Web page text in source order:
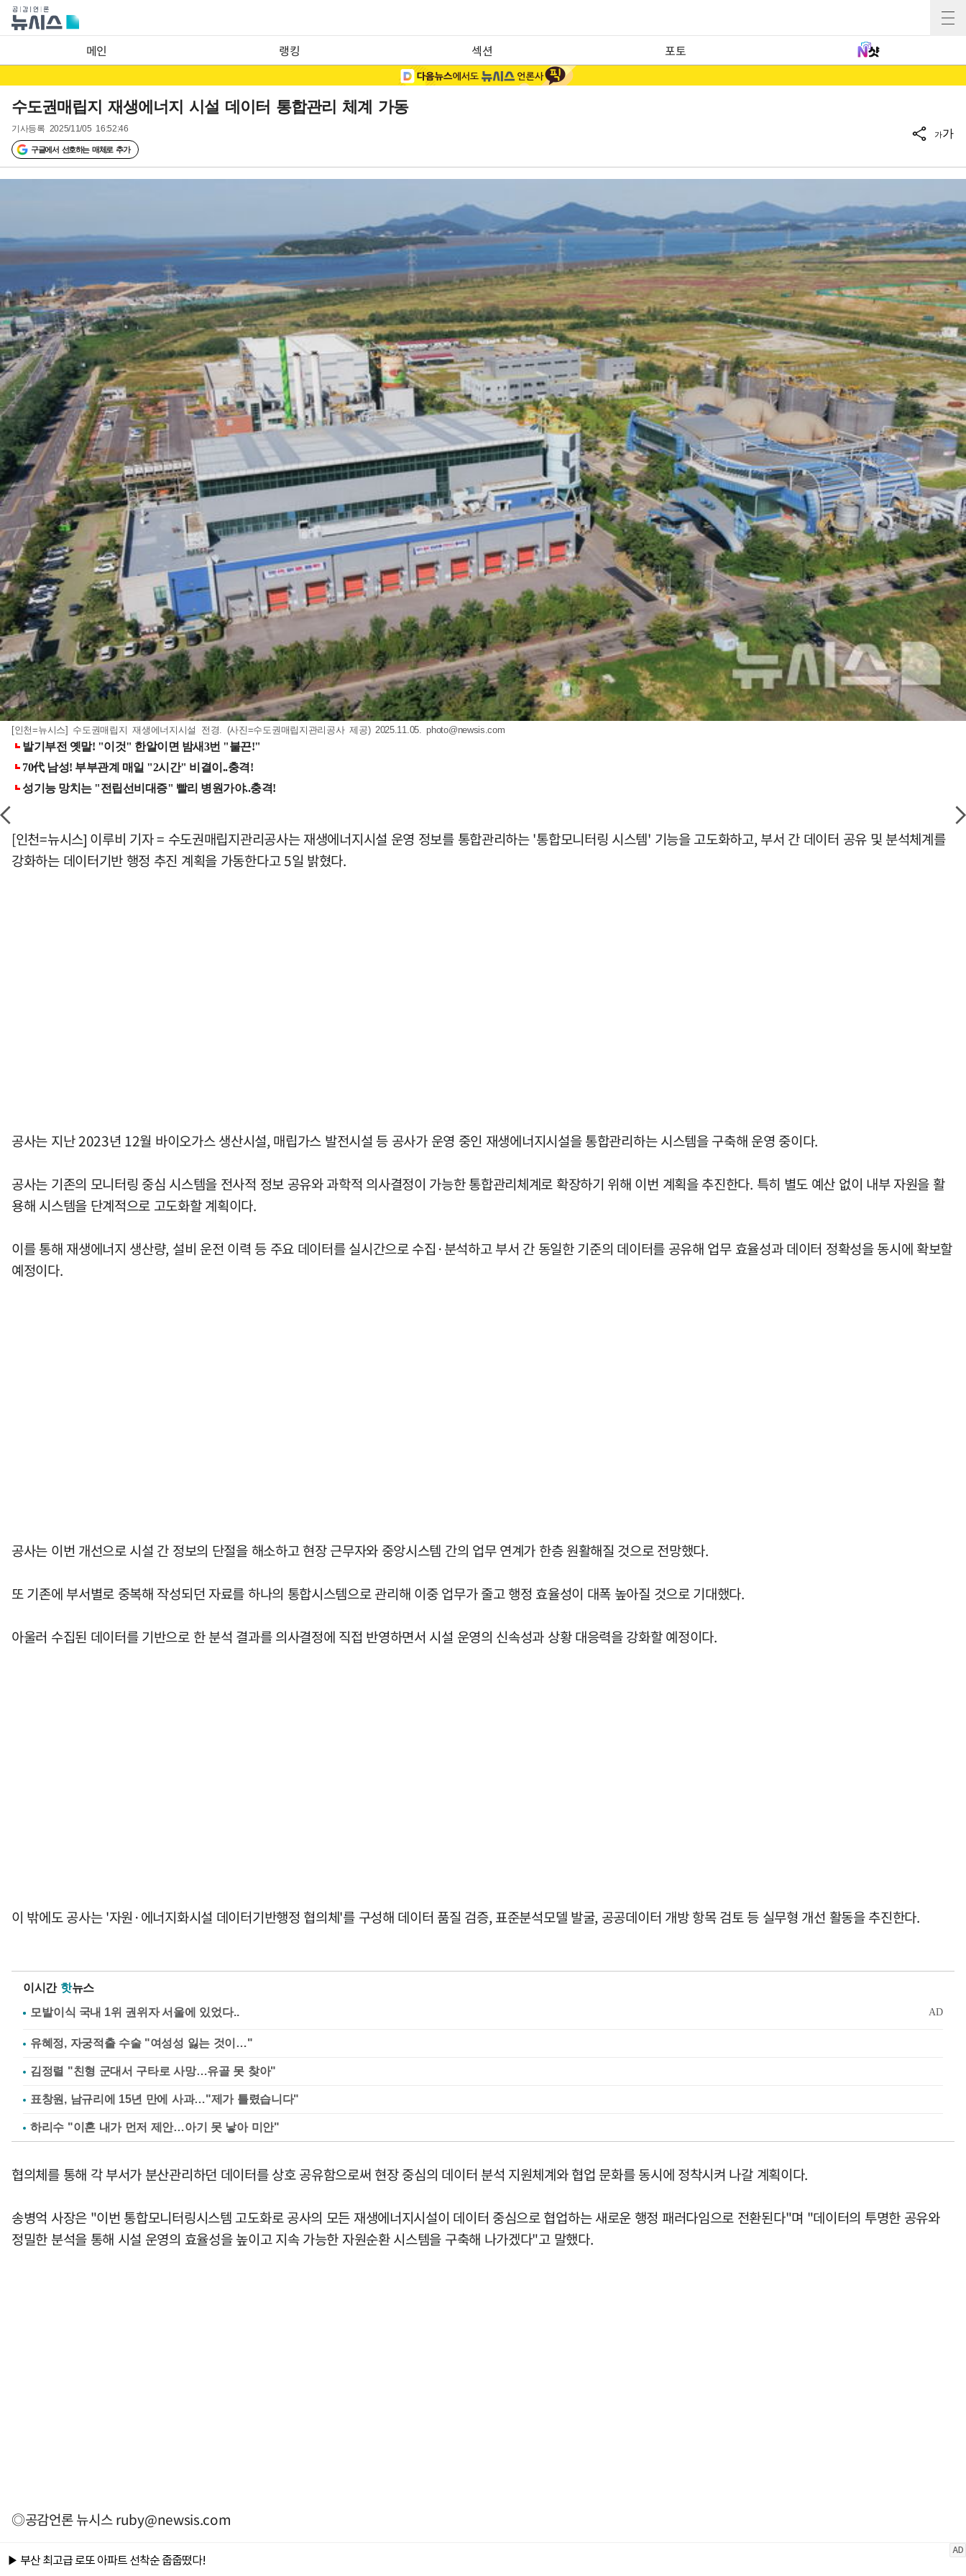
메인 랭킹 섹션 포토
수도권매립지 재생에너지 시설 데이터 통합관리 체계 가동
기사등록 2025/11/05 16:52:46
구글에서 선호하는 매체로 추가
가가
[인천=뉴시스] 수도권매립지 재생에너지시설 전경. (사진=수도권매립지관리공사 제공) 2025.11.05.photo@newsis.com
[인천=뉴시스] 이루비 기자 = 수도권매립지관리공사는 재생에너지시설 운영 정보를 통합관리하는 '통합모니터링 시스템' 기능을 고도화하고, 부서 간 데이터 공유 및 분석체계를
강화하는 데이터기반 행정 추진 계획을 가동한다고 5일 밝혔다.
공사는 지난 2023년 12월 바이오가스 생산시설, 매립가스 발전시설 등 공사가 운영 중인 재생에너지시설을 통합관리하는 시스템을 구축해 운영 중이다.
공사는 기존의 모니터링 중심 시스템을 전사적 정보 공유와 과학적 의사결정이 가능한 통합관리체계로 확장하기 위해 이번 계획을 추진한다. 특히 별도 예산 없이 내부 자원을 활
용해 시스템을 단계적으로 고도화할 계획이다.
이를 통해 재생에너지 생산량, 설비 운전 이력 등 주요 데이터를 실시간으로 수집·분석하고 부서 간 동일한 기준의 데이터를 공유해 업무 효율성과 데이터 정확성을 동시에 확보할
예정이다.
공사는 이번 개선으로 시설 간 정보의 단절을 해소하고 현장 근무자와 중앙시스템 간의 업무 연계가 한층 원활해질 것으로 전망했다.
또 기존에 부서별로 중복해 작성되던 자료를 하나의 통합시스템으로 관리해 이중 업무가 줄고 행정 효율성이 대폭 높아질 것으로 기대했다.
아울러 수집된 데이터를 기반으로 한 분석 결과를 의사결정에 직접 반영하면서 시설 운영의 신속성과 상황 대응력을 강화할 예정이다.
이 밖에도 공사는 '자원·에너지화시설 데이터기반행정 협의체'를 구성해 데이터 품질 검증, 표준분석모델 발굴, 공공데이터 개방 항목 검토 등 실무형 개선 활동을 추진한다.
이시간 핫뉴스
유혜정, 자궁적출 수술 "여성성 잃는 것이…"
김정렬 "친형 군대서 구타로 사망…유골 못 찾아"
표창원, 남규리에 15년 만에 사과…"제가 틀렸습니다"
하리수 "이혼 내가 먼저 제안…아기 못 낳아 미안"
협의체를 통해 각 부서가 분산관리하던 데이터를 상호 공유함으로써 현장 중심의 데이터 분석 지원체계와 협업 문화를 동시에 정착시켜 나갈 계획이다.
송병억 사장은 "이번 통합모니터링시스템 고도화로 공사의 모든 재생에너지시설이 데이터 중심으로 협업하는 새로운 행정 패러다임으로 전환된다"며 "데이터의 투명한 공유와
정밀한 분석을 통해 시설 운영의 효율성을 높이고 지속 가능한 자원순환 시스템을 구축해 나가겠다"고 말했다.
◎공감언론 뉴시스ruby@newsis.com